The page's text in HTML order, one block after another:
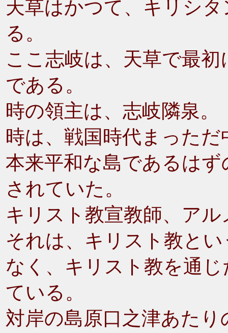
天草はかつて、キリシ
る。
ここ志岐は、天草で最
である。
時の領主は、志岐隣泉。
時は、戦国時代まっただ
本来平和な島であるは
されていた。
キリスト教宣教師、ア
それは、キリスト教と
なく、キリスト教を通
ている。
対岸の島原口之津あた